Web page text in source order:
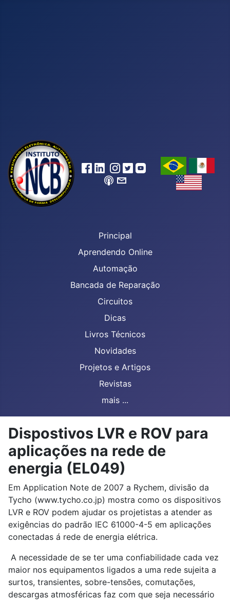
Principal
Aprendendo Online
Automação
Bancada de Reparação
Circuitos
Dicas
Livros Técnicos
Novidades
Projetos e Artigos
Revistas
mais ...
Dispostivos LVR e ROV para
aplicações na rede de
energia (EL049)
Em Application Note de 2007 a Rychem, divisão da
Tycho (www.tycho.co.jp) mostra como os dispositivos
LVR e ROV podem ajudar os projetistas a atender as
exigências do padrão IEC 61000-4-5 em aplicações
conectadas á rede de energia elétrica.
A necessidade de se ter uma confiabilidade cada vez
maior nos equipamentos ligados a uma rede sujeita a
surtos, transientes, sobre-tensões, comutações,
descargas atmosféricas faz com que seja necessário